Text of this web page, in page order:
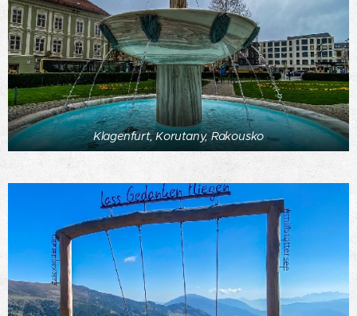
Klagenfurt, Korutany, Rakousko